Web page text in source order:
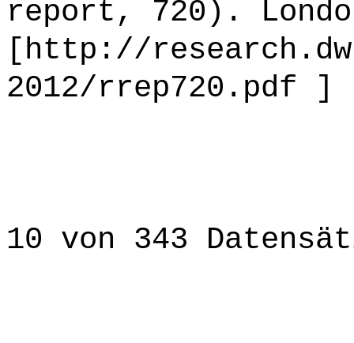
report, 720).
[http://
2012/rrep720.pdf ]
10 von 343